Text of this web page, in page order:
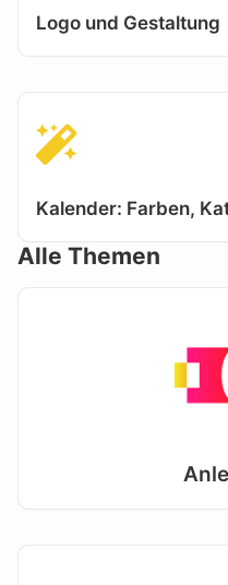
Logo und Gestaltung
Kalender: Farben,
Alle Themen